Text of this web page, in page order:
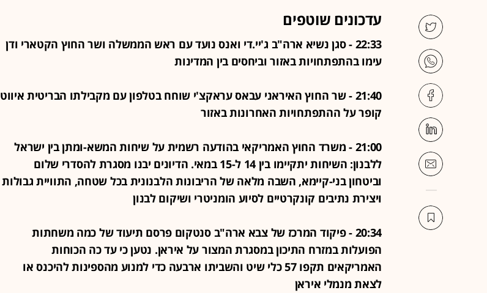
עדכונים שוטפים
22:33 - סגן נשיא ארה"ב ג'יי.די ואנס נועד עם ראש הממשלה ושר החוץ הקטארי ודן
עימו בהתפתחויות באזור וביחסים בין המדינות
21:40 - שר החוץ האיראני עבאס עראקצ'י שוחח בטלפון עם מקבילתו הבריטית איווט
קופר על ההתפתחויות האחרונות באזור
21:00 - משרד החוץ האמריקאי בהודעה רשמית על שיחות המשא-ומתן בין ישראל
ללבנון: השיחות יתקיימו בין 14 ל-15 במאי. הדיונים יבנו מסגרת להסדרי שלום
וביטחון בני-קיימא, השבה מלאה של הריבונות הלבנונית בכל שטחה, התוויית גבולות
ויצירת נתיבים קונקרטיים לסיוע הומניטרי ושיקום לבנון
20:34 - פיקוד המרכז של צבא ארה"ב סנטקום פרסם תיעוד של כמה משחתות
הפועלות במזרח התיכון במסגרת המצור על איראן. נטען כי עד כה הכוחות
האמריקאים תקפו 57 כלי שיט והשביתו ארבעה כדי למנוע מהספינות להיכנס או
לצאת מנמלי איראן